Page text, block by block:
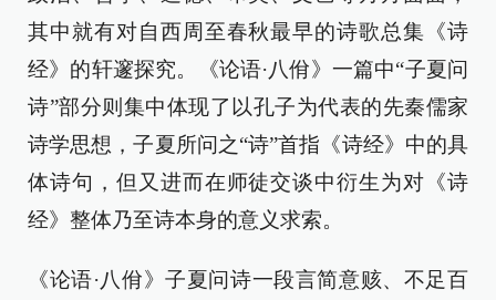
其中就有对自西周至春秋最早的诗歌总集《诗
经》的轩邃探究。《论语·八佾》一篇中“子夏问
诗”部分则集中体现了以孔子为代表的先秦儒家
诗学思想，子夏所问之“诗”首指《诗经》中的具
体诗句，但又进而在师徒交谈中衍生为对《诗
经》整体乃至诗本身的意义求索。
《论语·八佾》子夏问诗一段言简意赅、不足百